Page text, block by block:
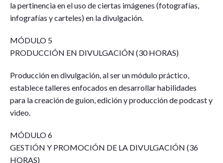
la pertinencia en el uso de ciertas imágenes (fotografías,
infografías y carteles) en la divulgación.
MÓDULO 5
PRODUCCIÓN EN DIVULGACIÓN (30 HORAS)
Producción en divulgación, al ser un módulo práctico,
establece talleres enfocados en desarrollar habilidades
para la creación de guion, edición y producción de podcast y
video.
MÓDULO 6
GESTIÓN Y PROMOCIÓN DE LA DIVULGACIÓN (36
HORAS)